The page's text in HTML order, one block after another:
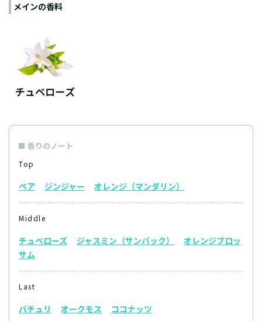
メインの香料
香りのノート
Top
ペア ジンジャー オレンジ（マンダリン）
Middle
チュベローズ ジャスミン（サンバック）
オレンジブロッ
サム
Last
パチュリ オークモス ココナッツ